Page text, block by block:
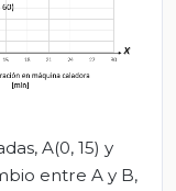
A(0, 15) y
entre A y B,